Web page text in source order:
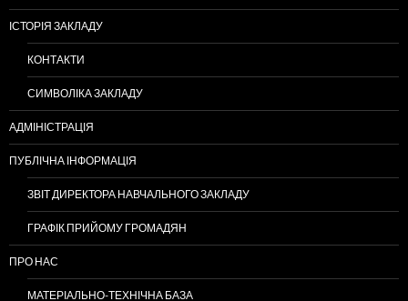
ІСТОРІЯ ЗАКЛАДУ
КОНТАКТИ
СИМВОЛІКА ЗАКЛАДУ
АДМІНІСТРАЦІЯ
ПУБЛІЧНА ІНФОРМАЦІЯ
ЗВІТ ДИРЕКТОРА НАВЧАЛЬНОГО ЗАКЛАДУ
ГРАФІК ПРИЙОМУ ГРОМАДЯН
ПРО НАС
МАТЕРІАЛЬНО-ТЕХНІЧНА БАЗА